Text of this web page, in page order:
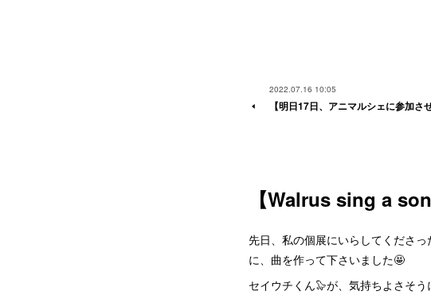
2022.07.16 10:05
【明日17日、アニマルシェに参加さ
【Walrus sing a
先日、私の個展にいらしてくださ
に、曲を作って下さいました🤩
セイウチくん🦭が、気持ちよさそ